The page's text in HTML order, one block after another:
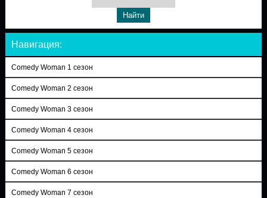
Навигация:
Comedy Woman 1 сезон
Comedy Woman 2 сезон
Comedy Woman 3 сезон
Comedy Woman 4 сезон
Comedy Woman 5 сезон
Comedy Woman 6 сезон
Comedy Woman 7 сезон